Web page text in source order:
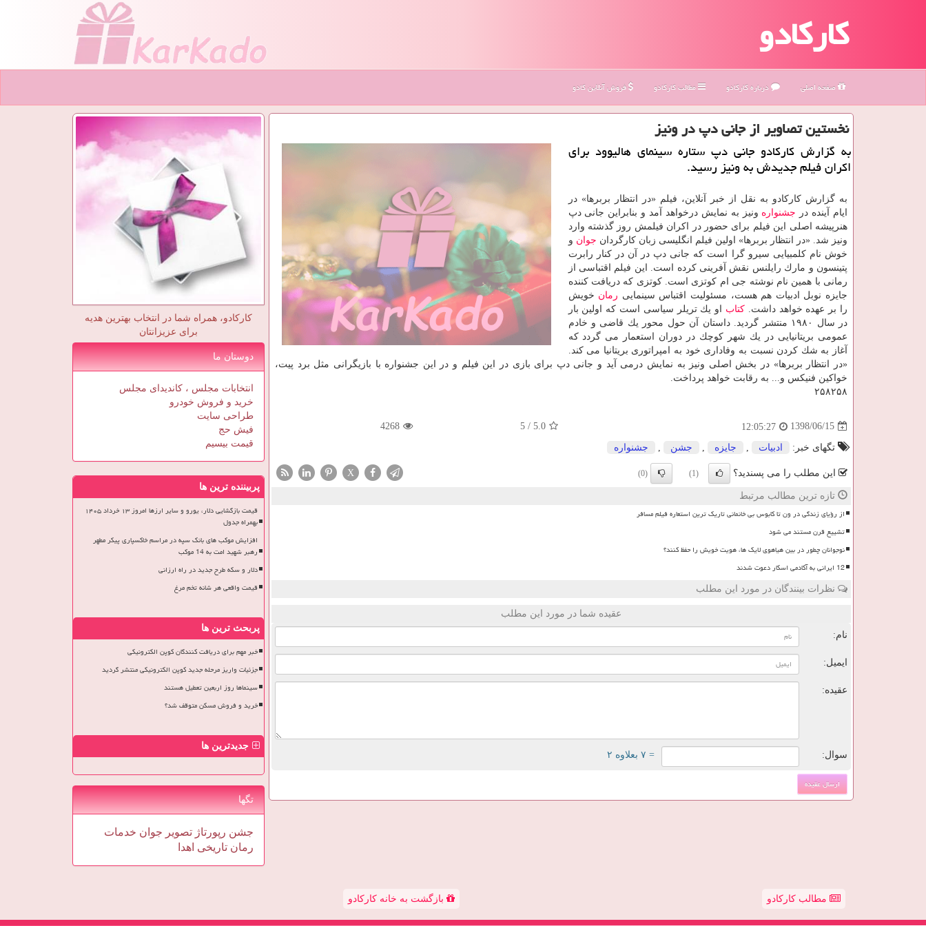
کارکادو
صفحه اصلی درباره كاركادو مطالب كاركادو فروش آنلاین کادو
نخستین تصاویر از جانی دپ در ونیز
به گزارش كاركادو جانی دپ ستاره سینمای هالیوود برای
اكران فیلم جدیدش به ونیز رسید.
به گزارش كاركادو به نقل از خبر آنلاین، فیلم «در انتظار بربرها» در
ایام آینده در جشنواره ونیز به نمایش درخواهد آمد و بنابراین جانی دپ
هنرپیشه اصلی این فیلم برای حضور در اكران فیلمش روز گذشته وارد
ونیز شد. «در انتظار بربرها» اولین فیلم انگلیسی زبان كارگردان جوان و
خوش نام كلمبیایی سیرو گرا است كه جانی دپ در آن در كنار رابرت
پتینسون و مارك رایلنس نقش آفرینی كرده است. این فیلم اقتباسی از
رمانی با همین نام نوشته جی ام كوتزی است. كوتزی كه دریافت كننده
جایزه نوبل ادبیات هم هست، مسئولیت اقتباس سینمایی رمان خویش
را بر عهده خواهد داشت.كتاب او یك تریلر سیاسی است كه اولین بار
در سال ۱۹۸۰ منتشر گردید. داستان آن حول محور یك قاضی و خادم
عمومی بریتانیایی در یك شهر كوچك در دوران استعمار می گردد كه
آغاز به شك كردن نسبت به وفاداری خود به امپراتوری بریتانیا می كند.
«در انتظار بربرها» در بخش اصلی ونیز به نمایش درمی آید و جانی دپ برای بازی در این فیلم و در این جشنواره با بازیگرانی مثل برد پیت،
خواكین فنیكس و... به رقابت خواهد پرداخت.
۲۵۸۲۵۸
1398/06/15
12:05:27
5.0
/
5
4268
تگهای خبر: ادبیات جایزه جشن جشنواره
این مطلب را می پسندید؟ (1)
(0)
X
تازه ترین مطالب مرتبط
از رؤیای زندگی در ون تا کابوس بی خانمانی تاریک ترین استعاره فیلم مسافر
تشییع قرن مستند می شود
نوجوانان چطور در بین هیاهوی لایک ها، هویت خویش را حفظ کنند؟
12 ایرانی به آکادمی اسکار دعوت شدند
نظرات بینندگان در مورد این مطلب
عقیده شما در مورد این مطلب
نام:
ایمیل:
عقیده:
سوال: = ۷ بعلاوه ۲
کارکادو، همراه شما در انتخاب بهترین هدیه
برای عزیزانتان
دوستان ما
انتخابات مجلس ، کاندیدای مجلس
خرید و فروش خودرو
طراحی سایت
فیش حج
قیمت بیسیم
پربیننده ترین ها
قیمت بازگشایی دلار، یورو و سایر ارزها امروز ۱۳ خرداد ۱۴۰۵
بهمراه جدول
افزایش موکب های بانک سپه در مراسم خاکسپاری پیکر مطهر
رهبر شهید امت به 14 موکب
دلار و سکه طرح جدید در راه ارزانی
قیمت واقعی هر شانه تخم مرغ
پربحث ترین ها
خبر مهم برای دریافت کنندگان کوپن الکترونیکی
جزئیات واریز مرحله جدید کوپن الکترونیکی منتشر گردید
سینماها روز اربعین تعطیل هستند
خرید و فروش مسکن متوقف شد؟
جدیدترین ها
تگها
جشن رپورتاژ تصویر جوان خدمات
رمان تاریخی اهدا
مطالب کارکادو بازگشت به خانه کارکادو